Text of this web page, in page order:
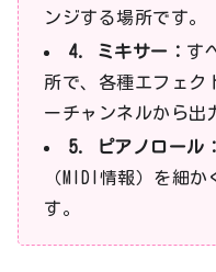
ンジする場所です。
4. ミキサー： す
所で、各種エフェク
ーチャンネルから出
5. ピアノロール：
（MIDI情報）を細
す。